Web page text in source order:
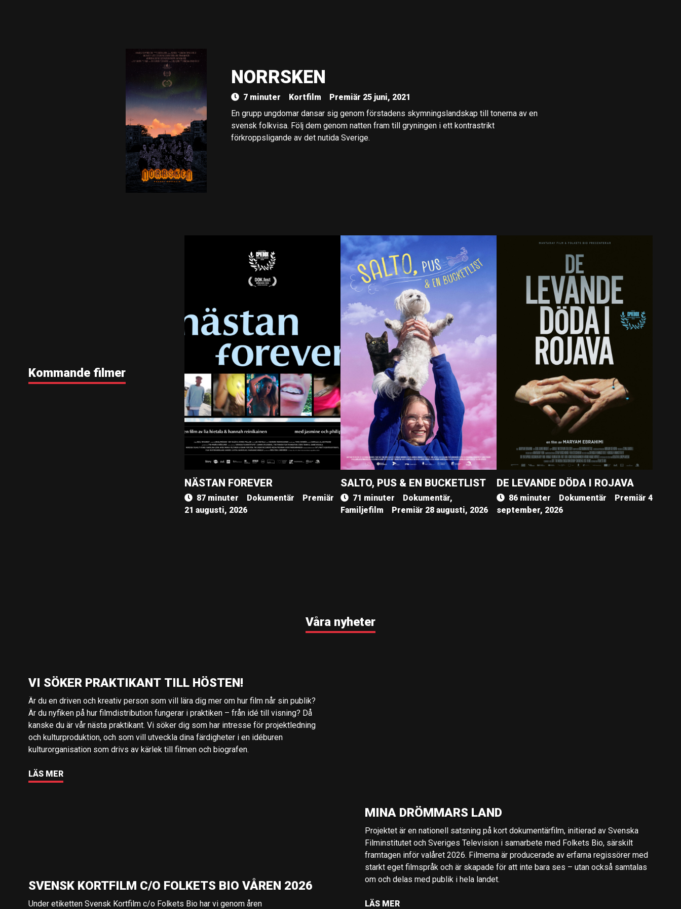
NORRSKEN
7 minuter Kortfilm
Premiär 25 juni, 2021
En grupp ungdomar dansar sig genom förstadens skymningslandskap till tonerna av en
svensk folkvisa. Följ dem genom natten fram till gryningen i ett kontrastrikt
förkroppsligande av det nutida Sverige.
Kommande filmer
NÄSTAN FOREVER
87 minuter Dokumentär
Premiär
21 augusti, 2026
SALTO, PUS & EN BUCKETLIST
71 minuter
Dokumentär,
Familjefilm
Premiär 28 augusti, 2026
DE LEVANDE DÖDA I ROJAVA
86 minuter Dokumentär
Premiär 4
september, 2026
Våra nyheter
VI SÖKER PRAKTIKANT TILL HÖSTEN!
Är du en driven och kreativ person som vill lära dig mer om hur film når sin publik?
Är du nyfiken på hur filmdistribution fungerar i praktiken – från idé till visning? Då
kanske du är vår nästa praktikant. Vi söker dig som har intresse för projektledning
och kulturproduktion, och som vill utveckla dina färdigheter i en idéburen
kulturorganisation som drivs av kärlek till filmen och biografen.
LÄS MER
MINA DRÖMMARS LAND
Projektet är en nationell satsning på kort dokumentärfilm, initierad av Svenska
Filminstitutet och Sveriges Television i samarbete med Folkets Bio, särskilt
framtagen inför valåret 2026. Filmerna är producerade av erfarna regissörer med
starkt eget filmspråk och är skapade för att inte bara ses – utan också samtalas
om och delas med publik i hela landet.
LÄS MER
SVENSK KORTFILM C/O FOLKETS BIO VÅREN 2026
Under etiketten Svensk Kortfilm c/o Folkets Bio har vi genom åren